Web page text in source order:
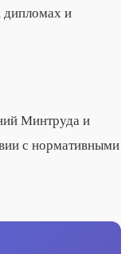
дипломах и
Минтруда и
с нормативными